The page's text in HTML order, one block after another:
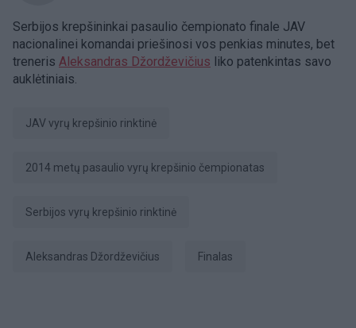
Serbijos krepšininkai pasaulio čempionato finale JAV
nacionalinei komandai priešinosi vos penkias minutes, bet
treneris Aleksandras Džordževičius liko patenkintas savo
auklėtiniais.
JAV vyrų krepšinio rinktinė
2014 metų pasaulio vyrų krepšinio čempionatas
Serbijos vyrų krepšinio rinktinė
Aleksandras Džordževičius finalas